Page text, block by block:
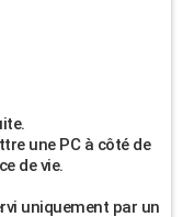
une PC à côté de
de vie.
uniquement par un